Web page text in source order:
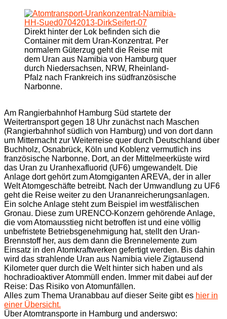
Direkt hinter der Lok befinden sich die
Container mit dem Uran-Konzentrat. Per
normalem Güterzug geht die Reise mit
dem Uran aus Namibia von Hamburg quer
durch Niedersachsen, NRW, Rheinland-
Pfalz nach Frankreich ins südfranzösische
Narbonne.
Am Rangierbahnhof Hamburg Süd startete der
Weitertransport gegen 18 Uhr zunächst nach Maschen
(Rangierbahnhof südlich von Hamburg) und von dort dann
um Mitternacht zur Weiterreise quer durch Deutschland über
Buchholz, Osnabrück, Köln und Koblenz vermutlich ins
französische Narbonne. Dort, an der Mittelmeerküste wird
das Uran zu Uranhexafluorid (UF6) umgewandelt. Die
Anlage dort gehört zum Atomgiganten AREVA, der in aller
Welt Atomgeschäfte betreibt. Nach der Umwandlung zu UF6
geht die Reise weiter zu den Urananreicherungsanlagen.
Ein solche Anlage steht zum Beispiel im westfälischen
Gronau. Diese zum URENCO-Konzern gehörende Anlage,
die vom Atomausstieg nicht betroffen ist und eine völlig
unbefristete Betriebsgenehmigung hat, stellt den Uran-
Brennstoff her, aus dem dann die Brennelemente zum
Einsatz in den Atomkraftwerken gefertigt werden. Bis dahin
wird das strahlende Uran aus Namibia viele Zigtausend
Kilometer quer durch die Welt hinter sich haben und als
hochradioaktiver Atommüll enden. Immer mit dabei auf der
Reise: Das Risiko von Atomunfällen.
Alles zum Thema Uranabbau auf dieser Seite gibt es hier in
einer Übersicht.
Über Atomtransporte in Hamburg und anderswo: